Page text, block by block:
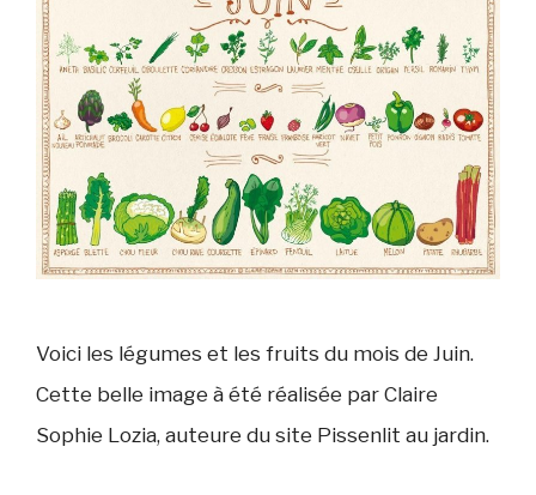
Voici les légumes et les fruits du mois de Juin.
Cette belle image à été réalisée par Claire
Sophie Lozia, auteure du site Pissenlit au jardin.